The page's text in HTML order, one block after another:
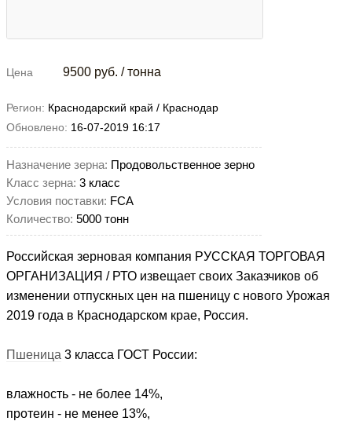
Цена 9500 руб. / тонна
Регион: Краснодарский край / Краснодар
Обновлено: 16-07-2019 16:17
Назначение зерна: Продовольственное зерно
Класс зерна: 3 класс
Условия поставки: FCA
Количество: 5000 тонн
Российская зерновая компания РУССКАЯ ТОРГОВАЯ
ОРГАНИЗАЦИЯ / РТО извещает своих Заказчиков об
изменении отпускных цен на пшеницу с нового Урожая
2019 года в Краснодарском крае, Россия.
Пшеница 3 класса ГОСТ России:
влажность - не более 14%,
протеин - не менее 13%,